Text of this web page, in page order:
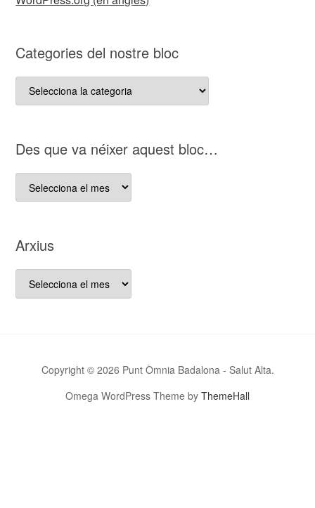
Categories del nostre bloc
Categories
del
D es que va néixer aquest bloc…
D es
que
aquest
bloc…
Arxius
Arxius
Copyright © 2026 Punt Òmnia Badalona - Salut Alta.
Omega WordPress Theme by ThemeHall